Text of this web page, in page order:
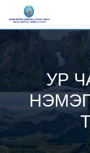
УР